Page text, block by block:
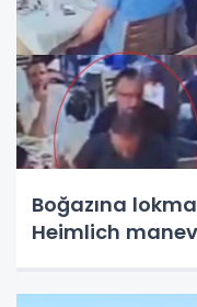
Boğazına
Heimlich